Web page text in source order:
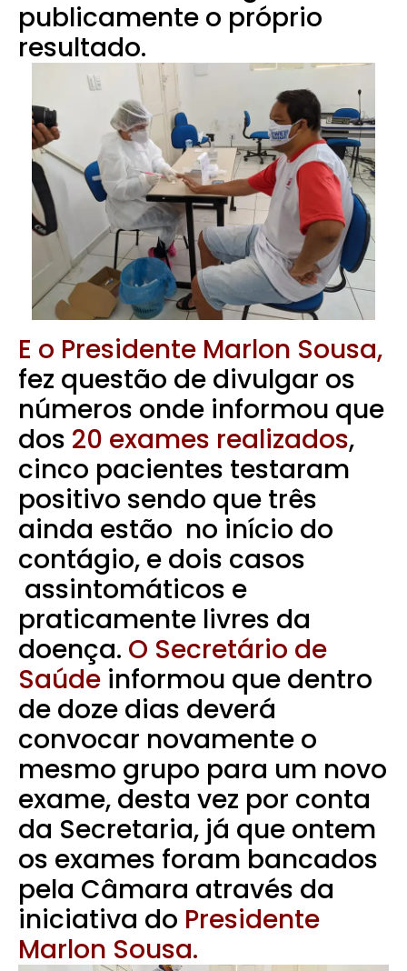
publicamente o próprio
resultado.
E o Presidente Marlon Sousa,
fez questão de divulgar os
números onde informou que
dos 20 exames realizados,
cinco pacientes testaram
positivo sendo que três
ainda estão no início do
contágio, e dois casos
assintomáticos e
praticamente livres da
doença. O Secretário de
Saúde informou que dentro
de doze dias deverá
convocar novamente o
mesmo grupo para um novo
exame, desta vez por conta
da Secretaria, já que ontem
os exames foram bancados
pela Câmara através da
iniciativa do Presidente
Marlon Sousa.